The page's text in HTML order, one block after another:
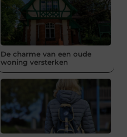
De charme van een oude
woning versterken